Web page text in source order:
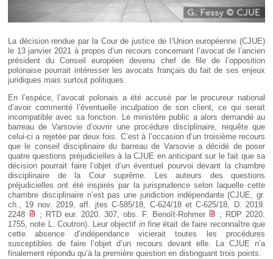
La décision rendue par la Cour de justice de l’Union européenne (CJUE)
le 13 janvier 2021 à propos d’un recours concernant l’avocat de l’ancien
président du Conseil européen devenu chef de file de l’opposition
polonaise pourrait intéresser les avocats français du fait de ses enjeux
juridiques mais surtout politiques.
En l’espèce, l’avocat polonais a été accusé par le procureur national
d’avoir commenté l’éventuelle inculpation de son client, ce qui serait
incompatible avec sa fonction. Le ministère public a alors demandé au
barreau de Varsovie d’ouvrir une procédure disciplinaire, requête que
celui-ci a rejetée par deux fois. C’est à l’occasion d’un troisième recours
que le conseil disciplinaire du barreau de Varsovie a décidé de poser
quatre questions préjudicielles à la CJUE en anticipant sur le fait que sa
décision pourrait faire l’objet d’un éventuel pourvoi devant la chambre
disciplinaire de la Cour suprême. Les auteurs des questions
préjudicielles ont été inspirés par la jurisprudence selon laquelle cette
chambre disciplinaire n’est pas une juridiction indépendante (CJUE, gr.
ch., 19 nov. 2019, aff. jtes C-585/18, C-624/18 et C-625/18, D. 2019.
2248
; RTD eur. 2020. 307, obs. F. Benoît-Rohmer
; RDP 2020.
1755, note L. Coutron). Leur objectif in fineétait de faire reconnaître que
cette absence d’indépendance vicierait toutes les procédures
susceptibles de faire l’objet d’un recours devant elle. La CJUE n’a
finalement répondu qu’à la première question en distinguant trois points.